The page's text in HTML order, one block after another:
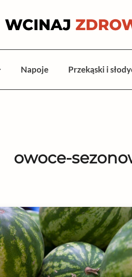
Napoje Przekąski i
owoce-